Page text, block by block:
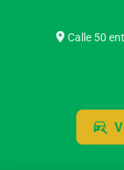
Calle 50